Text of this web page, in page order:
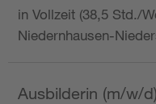
in Vollzeit (38,5 Std./
Niedernhausen-
Ausbilderin (m/w/